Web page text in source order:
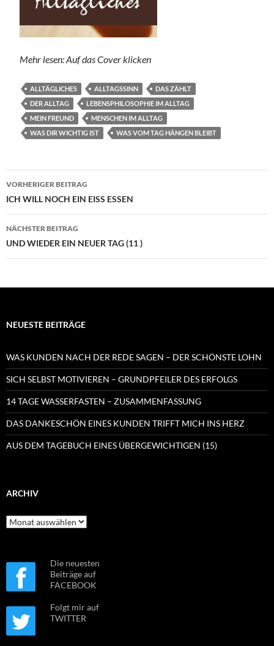
Mehr lesen: Auf das Cover klicken
ALLTÄGLICHES ALLTAGSSINN
DAS ZÄHLT
DER ALLTAG
LEBENSPHILOSOPHIE IM ALLTAG
MEIN FREUND
MENSCHEN IM ALLTAG
WAS DIR WICHTIG IST
WAS VOM TAG HÄNGEN BLEIBT
Beitragsnavigation
VORHERIGER BEITRAG
ICH WILL NOCH EIN EISS ESSEN
NÄCHSTER BEITRAG
UND WIEDER EIN NEUER TAG (11 )
NEUESTE BEITRÄGE
WAS KUNDEN NACH DER REDE SAGEN – DER SCHÖNSTE LOHN
SICH SELBST MOTIVIEREN – GRUNDPFEILER DES ERFOLGS
14 TAGE WASSERFASTEN – ZUSAMMENFASSUNG
DAS DANKESCHÖN EINES KUNDEN TRIFFT MICH INS HERZ
AUS DEM TAGEBUCH EINES ÜBERGEWICHTIGEN (15)
ARCHIV
Archiv
Die neuesten
Beiträge auf
FACEBOOK
Folgt mir auf
TWITTER